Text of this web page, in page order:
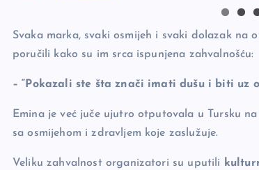
Svaka marka, svaki osmijeh i svaki dolazak
poručili kako su im srca ispunjena zahvalnošću:
– “Pokazali ste šta znači imati dušu i biti uz
Emina je već juče ujutro otputovala u Tursku
sa osmijehom i zdravljem koje zaslužuje.
Veliku zahvalnost organizatori su uputili